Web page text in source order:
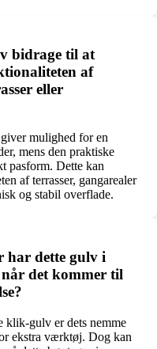
bidrage til at
af
eller
mulighed for en
mens den praktiske
pasform. Dette kan
af terrasser, gangarealer
og stabil overflade.
har dette gulv i
det kommer til
klik-gulv er dets nemme
ekstra værktøj. Dog kan